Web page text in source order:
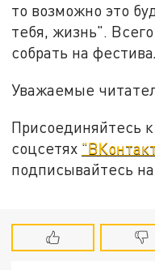
то возможно это
тебя, жизнь".
собрать на
Уважаемые
Присоединяйтесь
соцсетях
подписывайтесь